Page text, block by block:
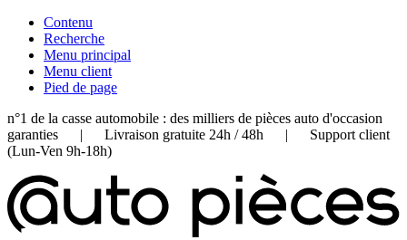
Contenu
Recherche
Menu principal
Menu client
Pied de page
n°1 de la casse automobile : des milliers de pièces auto d'occasion
garanties | Livraison gratuite 24h / 48h | Support client
(Lun-Ven 9h-18h)